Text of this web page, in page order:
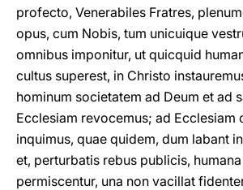
profecto, Venerabiles Fratres,
opus, cum Nobis, tum unicuique
omnibus imponitur, ut quicquid
cultus superest, in Christo
hominum societatem ad Deum et ad
Ecclesiam revocemus; ad Ecclesiam
inquimus, quae quidem, dum labant
et, perturbatis rebus publicis,
permiscentur, una non vacillat